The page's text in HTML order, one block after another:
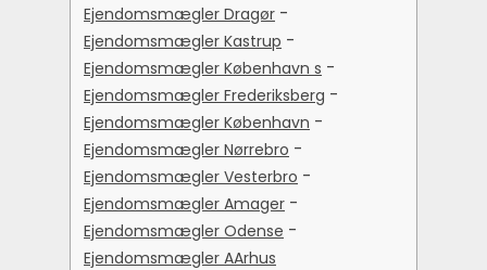
Ejendomsmægler Dragør -
Ejendomsmægler Kastrup -
Ejendomsmægler København s -
Ejendomsmægler Frederiksberg -
Ejendomsmægler København -
Ejendomsmægler Nørrebro -
Ejendomsmægler Vesterbro -
Ejendomsmægler Amager -
Ejendomsmægler Odense -
Ejendomsmægler AArhus